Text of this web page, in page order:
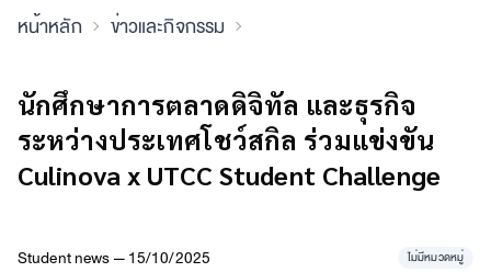
หน้าหลัก ข่าวและกิจกรรม
นักศึกษาการตลาดดิจิทัล และธุรกิจ
ระหว่างประเทศโชว์สกิล ร่วมแข่งขัน
Culinova x UTCC Student Challenge
Student news — 15/10/2025 ไม่มีหมวดหมู่